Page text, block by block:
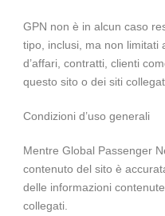
GPN non è in alcun caso
tipo, inclusi, ma non limitati
d’affari, contratti, clienti
questo sito o dei siti
Condizioni d’uso generali
Mentre Global Passenger
contenuto del sito è
delle informazioni
collegati.